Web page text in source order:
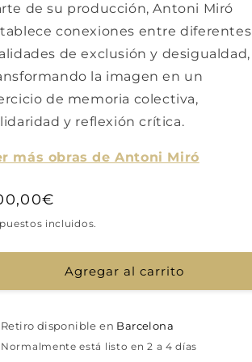
de su producción, Antoni Miró
conexiones entre diferentes
de exclusión y desigualdad,
la imagen en un
de memoria colectiva,
y reflexión crítica.
más obras de Antoni Miró
incluidos.
Agregar al carrito
Retiro disponible en Barcelona
Normalmente está listo en 2 a 4 días